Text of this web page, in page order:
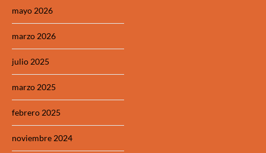
mayo 2026
marzo 2026
julio 2025
marzo 2025
febrero 2025
noviembre 2024